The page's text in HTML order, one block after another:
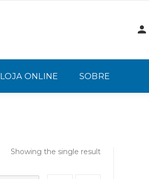
LOJA ONLINE SOBRE
Showing the single result